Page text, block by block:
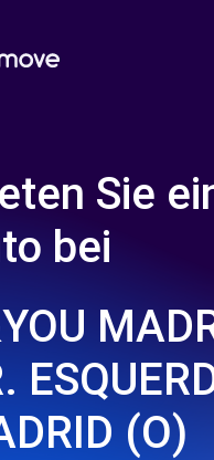
Sie
bei
(O)